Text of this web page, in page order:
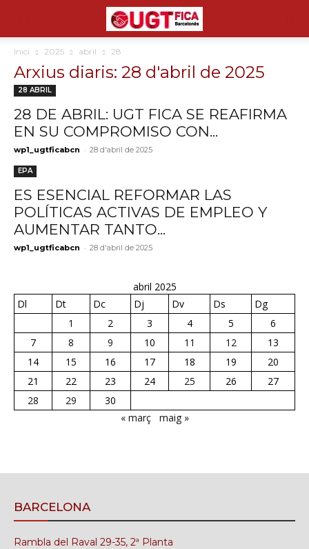
Inici 2025 abril 28
Arxius diaris: 28 d'abril de 2025
28 ABRIL
28 DE ABRIL: UGT FICA SE REAFIRMA
EN SU COMPROMISO CON...
wp1_ugtficabcn - 28 d'abril de 2025
EPA
ES ESENCIAL REFORMAR LAS
POLÍTICAS ACTIVAS DE EMPLEO Y
AUMENTAR TANTO...
wp1_ugtficabcn - 28 d'abril de 2025
abril 2025
Dl
Dt Dc Dj Dv Ds
Dg
1
2 3 4 5
6
7
8 9 10 11 12
13
14
15 16 17 18 19
20
21
22 23 24 25 26
27
28
29
30
« març
maig »
BARCELONA
Rambla del Raval 29-35, 2ª Planta